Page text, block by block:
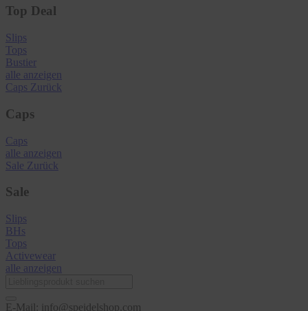
Top Deal
Slips
Tops
Bustier
alle anzeigen
Caps Zurück
Caps
Caps
alle anzeigen
Sale Zurück
Sale
Slips
BHs
Tops
Activewear
alle anzeigen
E-Mail: info@speidelshop.com